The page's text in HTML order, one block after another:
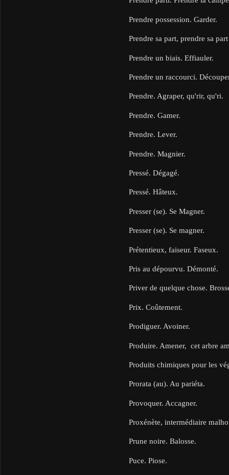
Prendre possession. Garder.
Prendre sa part, prendre sa
Prendre un biais. Effiauler.
Prendre un raccourci.
Prendre. Agraper, qu'rir, qu'ri.
Prendre. Gamer.
Prendre. Lever.
Prendre. Magnier.
Pressé. Dégagé.
Pressé. Hâteux.
Presser (se). Se Magner.
Presser (se). Se magner.
Prétentieux, faiseur. Faseux.
Pris au dépourvu. Démonté.
Priver de quelque chose.
Prix. Coûtement.
Prodiguer. Avoiner.
Produire. Amener, cet arbre
Produits chimiques pour les
Prorata (au). Au pariéta.
Provoquer. Accagner.
Proxénète, intermédiaire
Prune noire. Balosse.
Puce. Piose.